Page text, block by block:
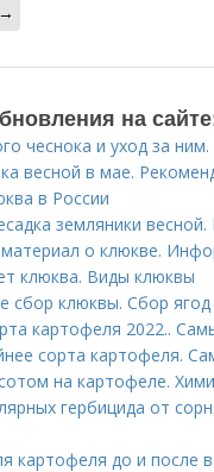
на
чеснока и уход за
весной в мае.
в России
земляники
о клюкве.
клюква. Виды клюквы
сбор клюквы. Сбор ягод
картофеля 2022..
сорта картофеля.
на картофеле.
гербицида от
картофеля до и после